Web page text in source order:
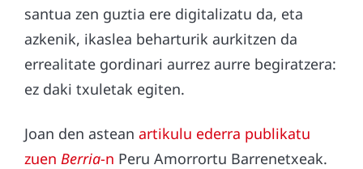
santua zen guztia ere digitalizatu da, eta
azkenik, ikaslea beharturik aurkitzen da
errealitate gordinari aurrez aurre begiratzera:
ez daki txuletak egiten.
Joan den astean artikulu ederra publikatu
zuen Berria-n Peru Amorrortu Barrenetxeak.